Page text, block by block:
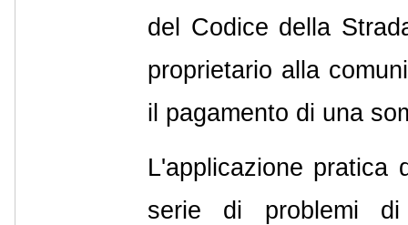
del Codice della
proprietario alla
il pagamento di una
L'applicazione pratica
serie di problemi